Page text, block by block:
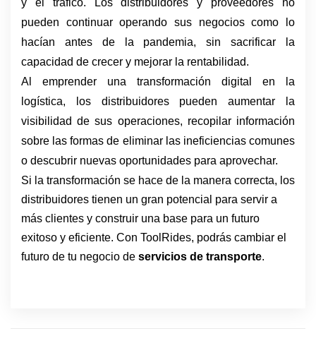
y el tráfico. Los distribuidores y proveedores no
pueden continuar operando sus negocios como lo
hacían antes de la pandemia, sin sacrificar la
capacidad de crecer y mejorar la rentabilidad.
Al emprender una transformación digital en la
logística, los distribuidores pueden aumentar la
visibilidad de sus operaciones, recopilar información
sobre las formas de eliminar las ineficiencias comunes
o descubrir nuevas oportunidades para aprovechar.
Si la transformación se hace de la manera correcta, los
distribuidores tienen un gran potencial para servir a
más clientes y construir una base para un futuro
exitoso y eficiente. Con ToolRides, podrás cambiar el
futuro de tu negocio de servicios de transporte.